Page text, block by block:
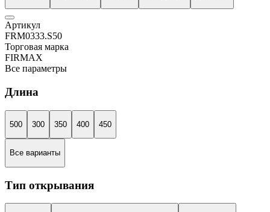
Артикул
FRM0333.S50
Торговая марка
FIRMAX
Все параметры
Длина
500 300 350 400 450
Все варианты
Тип открывания